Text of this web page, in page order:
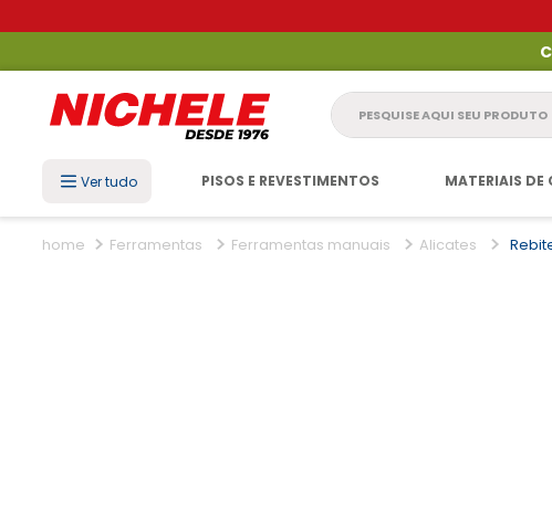
Pesquise aqui seu
Ver tudo PISOS E REVESTIMENTOS MATERIAIS DE
Ferramentas Ferramentas manuais Alicates